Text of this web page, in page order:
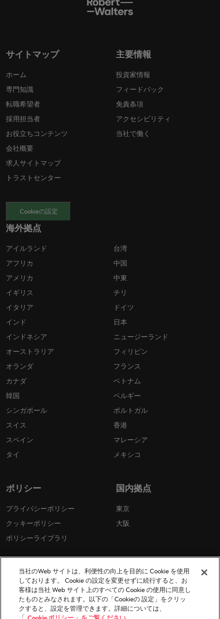
サイトマップ
ホーム
専門知識
転職希望者
採用担当者
お役立ちコンテンツ
会社概要
求人サイトマップ
トラストセンター
主要情報
投資家情報
フィードバック
免責条項
アクセシビリティ
当社で働く
Cookieの設定
海外拠点
アイルランド
アフリカ
アメリカ
イギリス
イタリア
インド
インドネシア
オーストラリア
オランダ
カナダ
韓国
シンガポール
スイス
スペイン
タイ
台湾
中国
中東
チリ
ドイツ
日本
ニュージーランド
フィリピン
フランス
ベトナム
ベルギー
ポルトガル
香港
マレーシア
メキシコ
ポリシー
プライバシーポリシー
クッキーポリシー
ポリシーライブラリ
国内拠点
東京
大阪
© 2026 Robert Walters Plc. All Rights Reserved.
当社のWeb サイトは、利便性の向上を目的に Cookie を使用
しております。 Cookie の設定を変更せずに続行すると、お
客様は当社 Web サイト上のすべての Cookie の使用に同意し
たものとみなされます。以下の「Cookieの 設定」をクリッ
クすると、設定を管理できます。詳細については、